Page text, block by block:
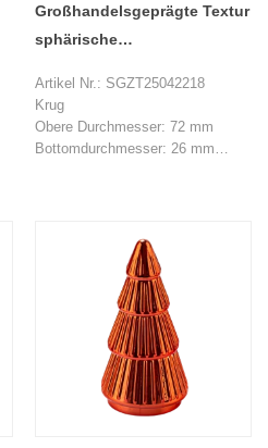
Großhandelsgeprägte Textur
sphärische
mit Deckel
Artikel Nr.: SGZT25042218
Krug
Obere Durchmesser: 72 mm
Bottomdurchmesser: 26 mm
Top Dia: 15 mm
Unterer Durchmesser: 80 mm
Höhe: 46 mm
Gewicht: 95 g
MOQ: 1000 Stücke